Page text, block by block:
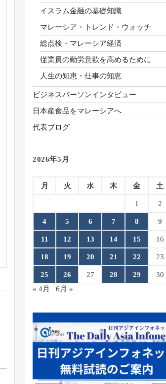
イスラム金融の基礎知識
マレーシア・トレンド・ウォッチ
総点検・マレーシア経済
従業員の勤労意欲を高めるために
人生の知恵・仕事の知恵
ビジネスパーソンインタビュー
日本産食品をマレーシアへ
代表ブログ
2026年5月
月 火 水 木 金 土
1 2
4 5 6 7 8 9
11 12 13 14 15 16
18 19 20 21 22 23
25 26 27 28 29 30
« 4月
6月 »